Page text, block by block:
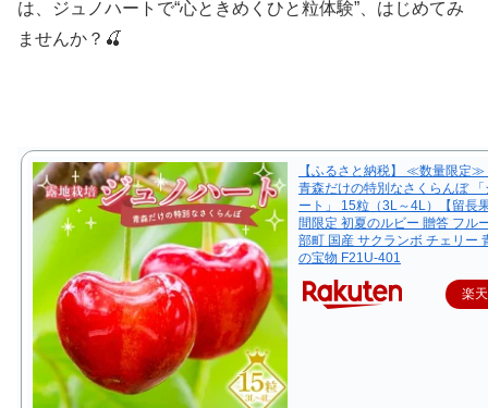
は、ジュノハートで“心ときめくひと粒体験”、はじめてみ
ませんか？🍒
【ふるさと納税】 ≪数量限定≫
青森だけの特別なさくらんぼ
ート」 15粒（3L～4L）【留長
間限定 初夏のルビー 贈答 フル
部町 国産 サクランボ チェリー
の宝物 F21U-401
楽